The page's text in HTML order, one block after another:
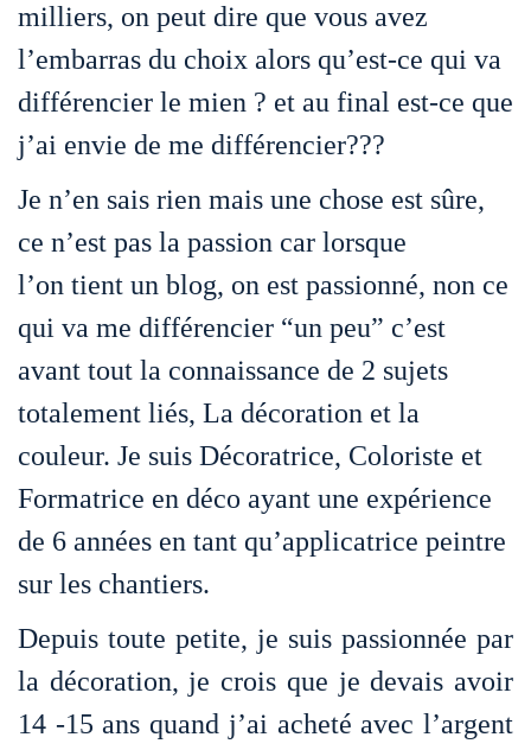
milliers, on peut dire que vous avez
l’embarras du choix alors qu’est-ce qui va
différencier le mien ? et au final est-ce que
j’ai envie de me différencier???
Je n’en sais rien mais une chose est sûre,
ce n’est pas la passion car lorsque
l’on tient un blog, on est passionné, non ce
qui va me différencier “un peu” c’est
avant tout la connaissance de 2 sujets
totalement liés, La décoration et la
couleur. Je suis Décoratrice, Coloriste et
Formatrice en déco ayant une expérience
de 6 années en tant qu’applicatrice peintre
sur les chantiers.
Depuis toute petite, je suis passionnée par
la décoration, je crois que je devais avoir
14 -15 ans quand j’ai acheté avec l’argent